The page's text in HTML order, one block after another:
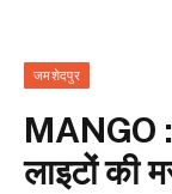
जमशेदपुर
MANGO
लाइटों की